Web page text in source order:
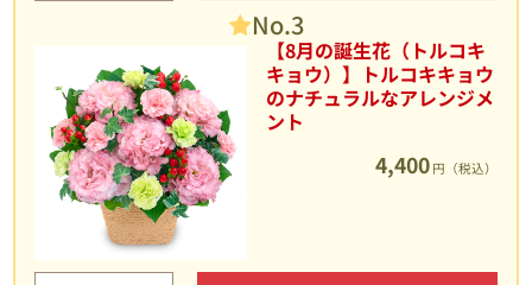
No.3
【8月の誕生花（トルコキ
キョウ）】トルコキキョウ
のナチュラルなアレンジメ
ント
4,400 円（税込）